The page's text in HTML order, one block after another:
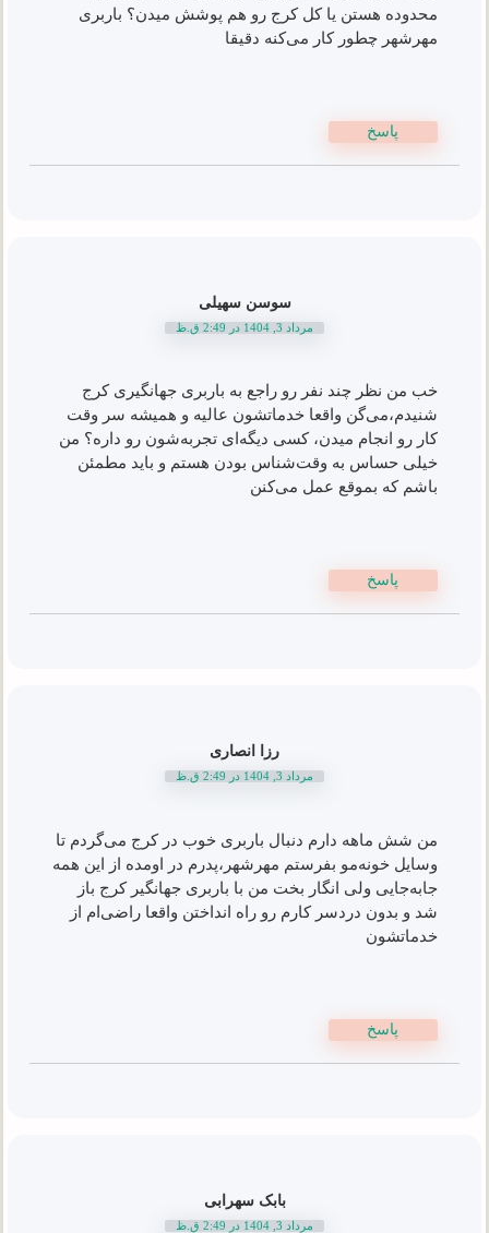
محدوده هستن یا کل کرج رو هم پوشش میدن؟ باربری
مهرشهر چطور کار می‌کنه دقیقا
پاسخ
سوسن سهیلی
مرداد 3, 1404 در 2:49 ق.ظ
خب من نظر چند نفر رو راجع به باربری جهانگیری کرج
شنیدم،می‌گن واقعا خدماتشون عالیه و همیشه سر وقت
کار رو انجام میدن، کسی دیگه‌ای تجربه‌شون رو داره؟ من
خیلی حساس به وقت‌شناس بودن هستم و باید مطمئن
باشم که بموقع عمل می‌کنن
پاسخ
رزا انصاری
مرداد 3, 1404 در 2:49 ق.ظ
من شش ماهه دارم دنبال باربری خوب در کرج می‌گردم تا
وسایل خونه‌مو بفرستم مهرشهر،پدرم در اومده از این همه
جابه‌جایی ولی انگار بخت من با باربری جهانگیر کرج باز
شد و بدون دردسر کارم رو راه انداختن واقعا راضی‌ام از
خدماتشون
پاسخ
بابک سهرابی
مرداد 3, 1404 در 2:49 ق.ظ